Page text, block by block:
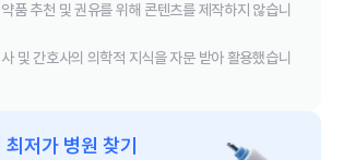
품 추천 및 권유를 위해 콘텐츠를 제작하지 않습니
및 간호사의 의학적 지식을 자문 받아 활용했습니
저가 병원 찾기